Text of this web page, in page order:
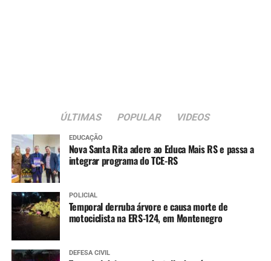
ÚLTIMAS POPULAR VIDEOS
EDUCAÇÃO
Nova Santa Rita adere ao Educa Mais RS e passa a
integrar programa do TCE-RS
POLICIAL
Temporal derruba árvore e causa morte de
motociclista na ERS-124, em Montenegro
DEFESA CIVIL